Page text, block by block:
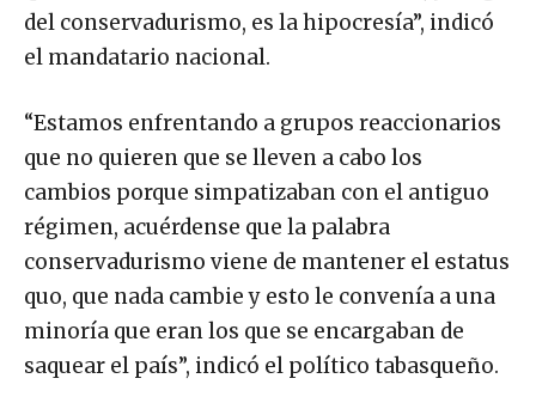
del conservadurismo, es la hipocresía”, indicó
el mandatario nacional.
“Estamos enfrentando a grupos reaccionarios
que no quieren que se lleven a cabo los
cambios porque simpatizaban con el antiguo
régimen, acuérdense que la palabra
conservadurismo viene de mantener el estatus
quo, que nada cambie y esto le convenía a una
minoría que eran los que se encargaban de
saquear el país”, indicó el político tabasqueño.